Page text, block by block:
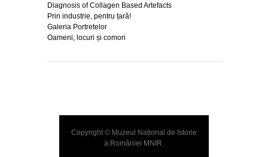
Diagnosis of Collagen Based Artefacts
Prin industrie, pentru țară!
Galeria Portretelor
Oameni, locuri și comori
Copyright © Muzeul Național de Istorie
a României MNIR.